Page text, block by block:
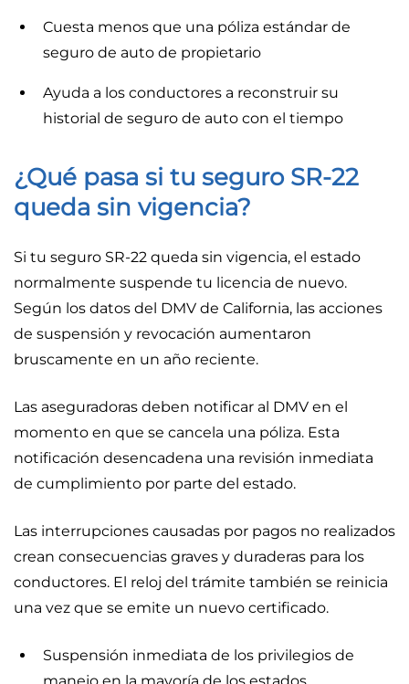
Cuesta menos que una póliza estándar de
seguro de auto de propietario
Ayuda a los conductores a reconstruir su
historial de seguro de auto con el tiempo
¿Qué pasa si tu seguro SR-22
queda sin vigencia?
Si tu seguro SR-22 queda sin vigencia, el estado
normalmente suspende tu licencia de nuevo.
Según los datos del DMV de California, las acciones
de suspensión y revocación aumentaron
bruscamente en un año reciente.
Las aseguradoras deben notificar al DMV en el
momento en que se cancela una póliza. Esta
notificación desencadena una revisión inmediata
de cumplimiento por parte del estado.
Las interrupciones causadas por pagos no realizados
crean consecuencias graves y duraderas para los
conductores. El reloj del trámite también se reinicia
una vez que se emite un nuevo certificado.
Suspensión inmediata de los privilegios de